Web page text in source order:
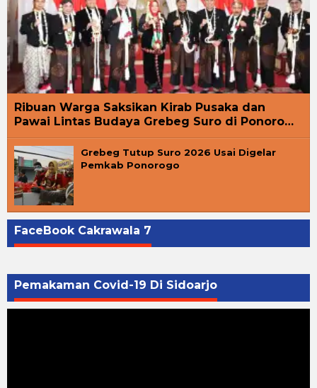
Ribuan Warga Saksikan Kirab Pusaka dan
Pawai Lintas Budaya Grebeg Suro di Ponoro…
Grebeg Tutup Suro 2026 Usai Digelar
Pemkab Ponorogo
FaceBook Cakrawala 7
Pemakaman Covid-19 Di Sidoarjo